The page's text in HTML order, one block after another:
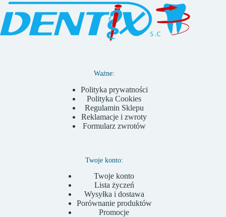
Ważne:
Polityka prywatności
Polityka Cookies
Regulamin Sklepu
Reklamacje i zwroty
Formularz zwrotów
Twoje konto:
Twoje konto
Lista życzeń
Wysyłka i dostawa
Porównanie produktów
Promocje